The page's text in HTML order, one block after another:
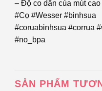
– Độ co dãn của mút
#Cọ #Wesser #binhsua
#coruabinhsua #corrua
#no_bpa
SẢN PHẨM